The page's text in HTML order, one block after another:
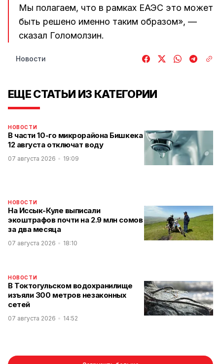
Мы полагаем, что в рамках ЕАЭС это может
быть решено именно таким образом», —
сказал Голомолзин.
Новости
ЕЩЕ СТАТЬИ ИЗ КАТЕГОРИИ
НОВОСТИ
В части 10-го микрорайона Бишкека
12 августа отключат воду
07 августа 2026 19:09
НОВОСТИ
На Иссык-Куле выписали
экоштрафов почти на 2.9 млн сомов
за два месяца
07 августа 2026 18:10
НОВОСТИ
В Токтогульском водохранилище
изъяли 300 метров незаконных
сетей
07 августа 2026 14:52